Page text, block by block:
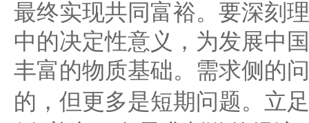
最终实现共同富裕。要深刻
中的决定性意义，为发展中
丰富的物质基础。需求侧的
的，但更多是短期问题。立